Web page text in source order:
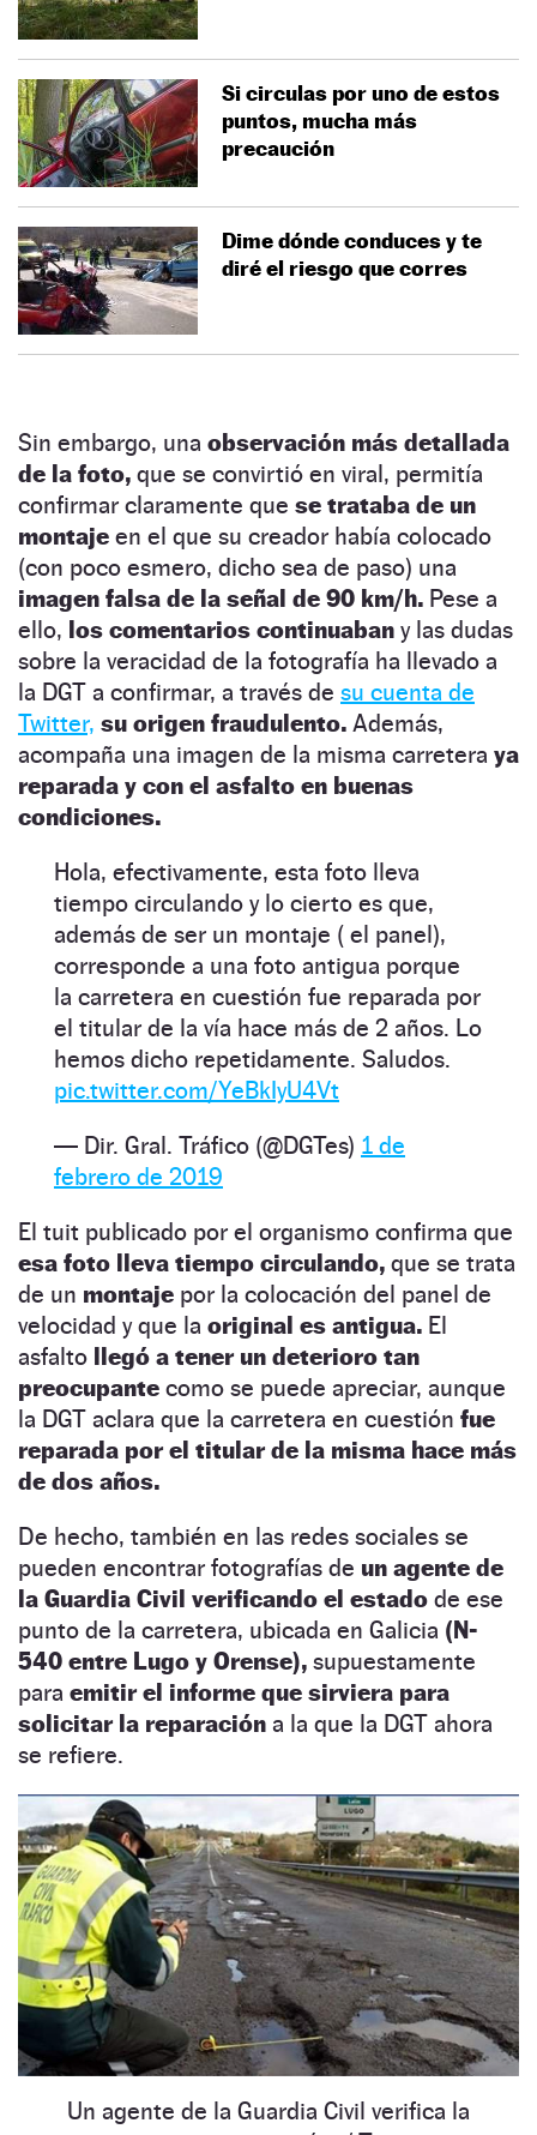
Si circulas por uno de estos
puntos, mucha más
precaución
Dime dónde conduces y te
diré el riesgo que corres
Sin embargo, una observación más detallada
de la foto, que se convirtió en viral, permitía
confirmar claramente que se trataba de un
montaje en el que su creador había colocado
(con poco esmero, dicho sea de paso) una
imagen falsa de la señal de 90 km/h. Pese a
ello, los comentarios continuaban y las dudas
sobre la veracidad de la fotografía ha llevado a
la DGT a confirmar, a través de su cuenta de
Twitter, su origen fraudulento. Además,
acompaña una imagen de la misma carretera ya
reparada y con el asfalto en buenas
condiciones.
Hola, efectivamente, esta foto lleva
tiempo circulando y lo cierto es que,
además de ser un montaje ( el panel),
corresponde a una foto antigua porque
la carretera en cuestión fue reparada por
el titular de la vía hace más de 2 años. Lo
hemos dicho repetidamente. Saludos.
pic.twitter.com/YeBkIyU4Vt
— Dir. Gral. Tráfico (@DGTes) 1 de
febrero de 2019
El tuit publicado por el organismo confirma que
esa foto lleva tiempo circulando, que se trata
de un montaje por la colocación del panel de
velocidad y que la original es antigua. El
asfalto llegó a tener un deterioro tan
preocupante como se puede apreciar, aunque
la DGT aclara que la carretera en cuestión fue
reparada por el titular de la misma hace más
de dos años.
De hecho, también en las redes sociales se
pueden encontrar fotografías de un agente de
la Guardia Civil verificando el estado de ese
punto de la carretera, ubicada en Galicia (N-
540 entre Lugo y Orense), supuestamente
para emitir el informe que sirviera para
solicitar la reparación a la que la DGT ahora
se refiere.
Un agente de la Guardia Civil verifica la